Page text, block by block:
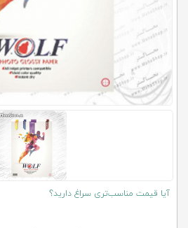
آیا قیمت مناسب‌تری سراغ دارید؟